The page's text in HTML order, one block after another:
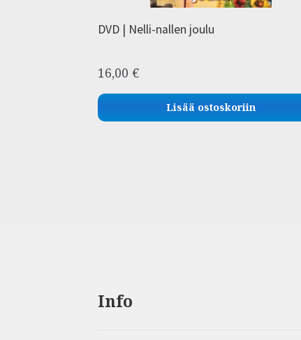
DVD | Nelli-nallen joulu
16,00€
Lisää ostoskoriin
Info